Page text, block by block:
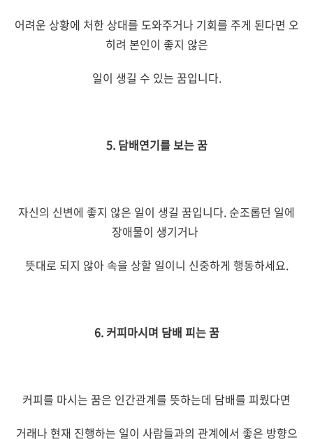
어려운 상황에 처한 상대를 도와주거나 기회를 주게 된다면 오
히려 본인이 좋지 않은
일이 생길 수 있는 꿈입니다.
5. 담배연기를 보는 꿈
자신의 신변에 좋지 않은 일이 생길 꿈입니다. 순조롭던 일에
장애물이 생기거나
뜻대로 되지 않아 속을 상할 일이니 신중하게 행동하세요.
6. 커피마시며 담배 피는 꿈
커피를 마시는 꿈은 인간관계를 뜻하는데 담배를 피웠다면
거래나 현재 진행하는 일이 사람들과의 관계에서 좋은 방향으